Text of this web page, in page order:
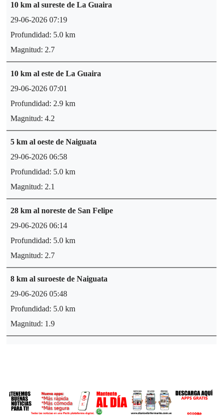
10 km al sureste de La Guaira
29-06-2026 07:19
Profundidad: 5.0 km
Magnitud: 2.7
10 km al este de La Guaira
29-06-2026 07:01
Profundidad: 2.9 km
Magnitud: 4.2
5 km al oeste de Naiguata
29-06-2026 06:58
Profundidad: 5.0 km
Magnitud: 2.1
28 km al noreste de San Felipe
29-06-2026 06:14
Profundidad: 5.0 km
Magnitud: 2.7
8 km al suroeste de Naiguata
29-06-2026 05:48
Profundidad: 5.0 km
Magnitud: 1.9
Magnitud: 2.4
27 km al noroeste de San Felipe